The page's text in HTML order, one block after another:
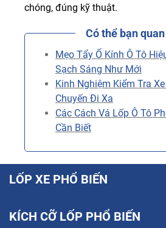
chóng, đúng kỹ thuật.
Có thể bạn
Mẹo Tẩy Ố Kính Ô Tô
Sạch Sáng Như Mới
Kinh Nghiệm Kiểm Tra
Chuyến Đi Xa
Các Cách Vá Lốp Ô Tô
Cần Biết
LỐP XE PHỔ BIẾN
KÍCH CỠ LỐP PHỔ BIẾN